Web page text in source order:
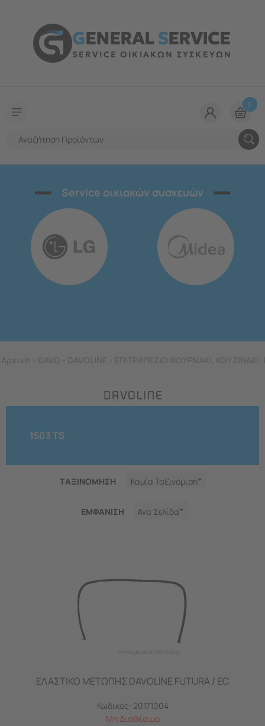
GENERALSERVICE
SERVICE ΟΙΚΙΑΚΩΝ ΣΥΣΚΕΥΩΝ
0
Service οικιακών συσκευών
1503 TS
ΤΑΞΙΝΟΜΗΣΗ Καμία Ταξινόμιση
ΕΜΦΑNΙΣΗ Ανα Σελίδα
ΕΛΑΣΤΙΚΟ ΜΕΤΩΠΗΣ DAVOLINE FUTURA / EC
Κωδικός: 20171004
Μη Διαθέσιμο